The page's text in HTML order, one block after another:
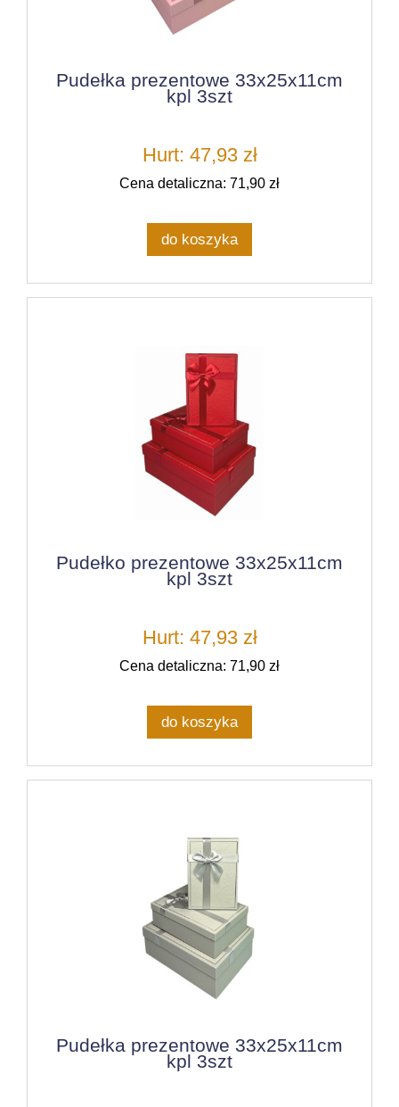
Pudełka prezentowe 33x25x11cm
kpl 3szt
Hurt: 47,93 zł
Cena detaliczna: 71,90 zł
do koszyka
Pudełko prezentowe 33x25x11cm
kpl 3szt
Hurt: 47,93 zł
Cena detaliczna: 71,90 zł
do koszyka
Pudełka prezentowe 33x25x11cm
kpl 3szt